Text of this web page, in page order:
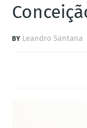
Leandro Santana